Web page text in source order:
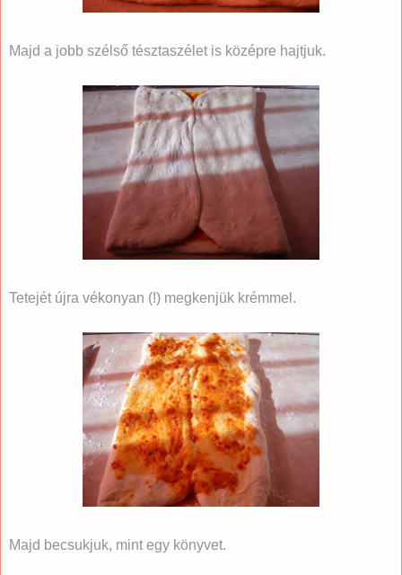
Majd a jobb szélső tésztaszélet is középre hajtjuk.
Tetejét újra vékonyan (!) megkenjük krémmel.
Majd becsukjuk, mint egy könyvet.